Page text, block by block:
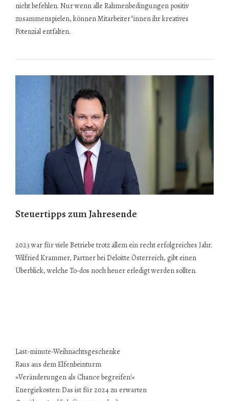
nicht befehlen. Nur wenn alle Rahmenbedingungen positiv
zusammenspielen, können Mitarbeiter*innen ihr kreatives
Potenzial entfalten.
Steuertipps zum Jahresende
2023 war für viele Betriebe trotz allem ein recht erfolgreiches Jahr.
Wilfried Krammer, Partner bei Deloitte Österreich, gibt einen
Überblick, welche To-dos noch heuer erledigt werden sollten.
Last-minute-Weihnachtsgeschenke
Raus aus dem Elfenbeinturm
»Veränderungen als Chance begreifen!«
Energiekosten: Das ist für 2024 zu erwarten